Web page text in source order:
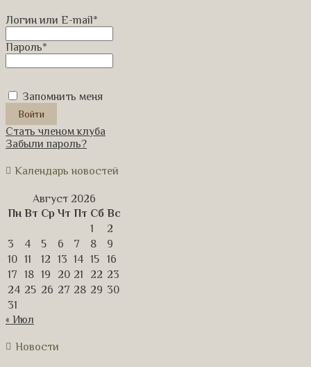
Логин или E-mail*
Пароль*
Запомнить меня
Стать членом клуба
Забыли пароль?
Календарь новостей
Август 2026
Пн Вт Ср Чт Пт Сб Вс
1
2
3
4 5 6 7 8
9
10 11 12 13 14 15
16
17
18 19 20 21 22 23
24 25 26 27 28 29 30
31
« Июл
Новости